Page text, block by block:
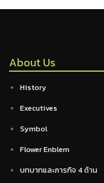
About Us
History
Executives
Symbol
Flower Enblem
บทบาทและภารกิจ 4 ด้าน